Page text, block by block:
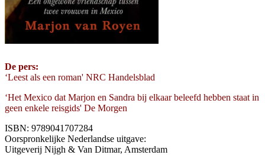
De pers:
‘Leest als een roman' NRC Handelsblad
‘Het Mexico dat Marjon en Sandra bij elkaar beleefd hebben staat in
geen enkele reisgids' De Morgen
ISBN: 9789041707284
Oorspronkelijke Nederlandse uitgave:
Uitgeverij Nijgh & Van Ditmar, Amsterdam